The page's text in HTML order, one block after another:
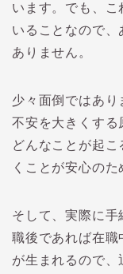
います。でも、こ
いることなので
ありません。
少々面倒ではあ
不安を大きくする
どんなことが起
くことが安心のた
そして、実際に手
職後であれば在職
が生まれるので、